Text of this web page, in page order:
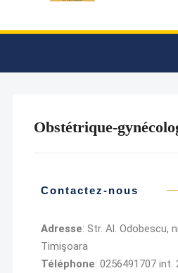
Obstétrique-
Contactez-nous
Adresse: Str. Al. Odobescu,
Timişoara
Téléphone: 0256491707 int.